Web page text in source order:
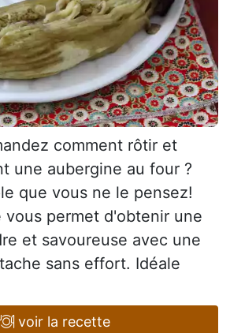
comment rôtir et
une aubergine au four ?
que vous ne le pensez!
permet d'obtenir une
et savoureuse avec une
sans effort. Idéale
voir la recette